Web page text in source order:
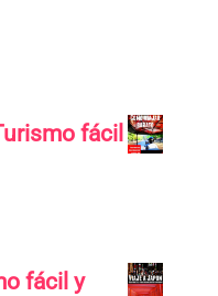
fácil
fácil y